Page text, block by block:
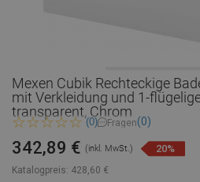
Mexen Cubik Rechteckige
mit Verkleidung und 1-
transparent, Chrom
(0) Fragen(0)
Katalogpreis: 428,60 €
342,89 € (inkl. MwSt.) 20%